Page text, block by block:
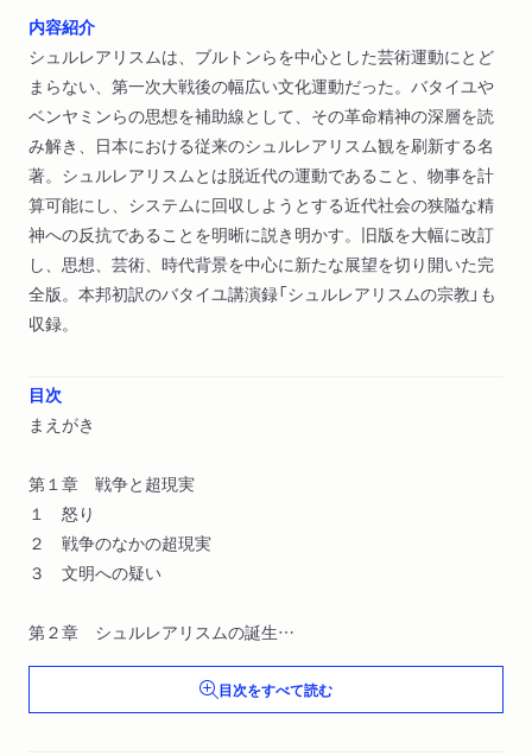
内容紹介
シュルレアリスムは、ブルトンらを中心とした芸術運動にとど
まらない、第一次大戦後の幅広い文化運動だった。バタイユや
ベンヤミンらの思想を補助線として、その革命精神の深層を読
み解き、日本における従来のシュルレアリスム観を刷新する名
著。シュルレアリスムとは脱近代の運動であること、物事を計
算可能にし、システムに回収しようとする近代社会の狭隘な精
神への反抗であることを明晰に説き明かす。旧版を大幅に改訂
し、思想、芸術、時代背景を中心に新たな展望を切り開いた完
全版。本邦初訳のバタイユ講演録「シュルレアリスムの宗教」も
収録。
目次
まえがき
第１章 戦争と超現実
１ 怒り
２ 戦争のなかの超現実
３ 文明への疑い
第２章 シュルレアリスムの誕生
１ 狂気と夢
３ 超現実
目次をすべて読む